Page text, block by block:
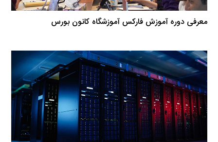
معرفی دوره آموزش فارکس آموزشگاه کانون بورس